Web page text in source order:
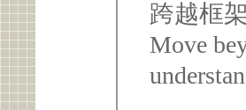
跨越框
Move